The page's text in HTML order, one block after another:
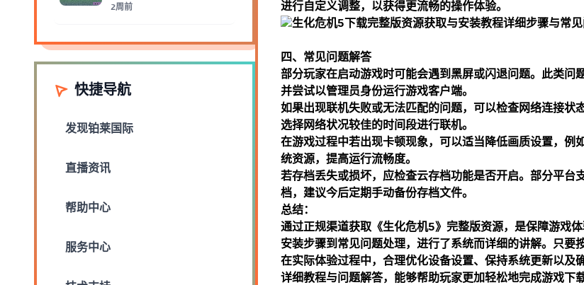
2周前
快捷导航
发现铂莱国际
直播资讯
帮助中心
服务中心
进行自定义调整，以获得更流畅的操作体验。
四、常见问题解答
部分玩家在启动游戏时可能会遇到黑屏或闪退问题。此类问
并尝试以管理员身份运行游戏客户端。
如果出现联机失败或无法匹配的问题，可以检查网络连接
选择网络状况较佳的时间段进行联机。
在游戏过程中若出现卡顿现象，可以适当降低画质设置，
统资源，提高运行流畅度。
若存档丢失或损坏，应检查云存档功能是否开启。部分平
档，建议今后定期手动备份存档文件。
总结：
通过正规渠道获取《生化危机5》完整版资源，是保障游戏
安装步骤到常见问题处理，进行了系统而详细的讲解。只要
在实际体验过程中，合理优化设备设置、保持系统更新以
详细教程与问题解答，能够帮助玩家更加轻松地完成游戏下